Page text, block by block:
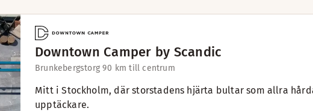
Downtown Camper by Scandic
Brunkebergstorg 90 km till centrum
Mitt i Stockholm, där storstadens hjärta bultar som allra
upptäckare.